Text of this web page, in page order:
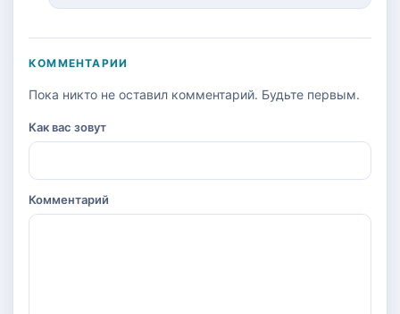
КОММЕНТАРИИ
Пока никто не оставил комментарий. Будьте первым.
Как вас зовут
Комментарий